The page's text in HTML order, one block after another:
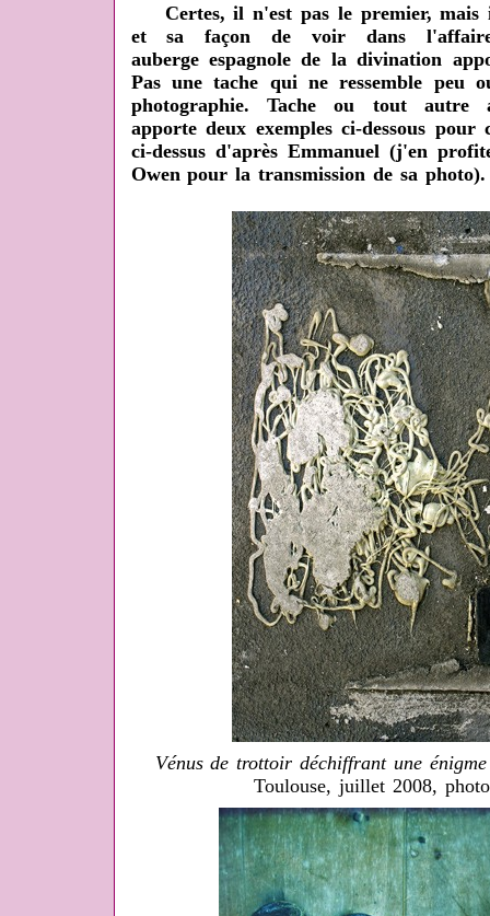
Certes, il n'est pas le premier, mais
et sa façon de voir dans
auberge espagnole de la divination
Pas une tache qui ne ressemble
photographie. Tache ou tout autre
apporte deux exemples ci-dessous
ci-dessus d'après Emmanuel (j'en
Owen pour la transmission de sa photo).
Vénus de trottoir déchiffrant une
Toulouse, juillet 2008,